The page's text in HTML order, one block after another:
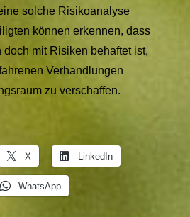
solche Risikoanalyse
können erkennen, dass
mit Risiken behaftet ist,
Verhandlungen
zu verschaffen.
X LinkedIn
WhatsApp